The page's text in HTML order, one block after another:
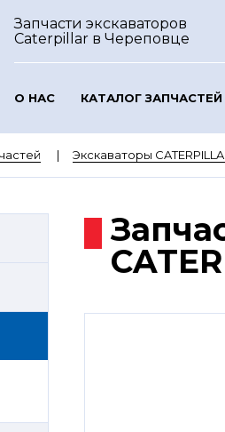
Запчасти экскаваторов
Caterpillar в Череповце
О НАС КАТАЛОГ ЗАПЧАСТЕЙ
Экскаваторы